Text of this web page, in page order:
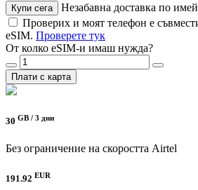
Купи сега
Незабавна доставка по
Проверих и моят телефон е
eSIM. Проверете тук
От колко eSIM-и имаш нужда?
Плати с карта
30 GB / 3 дни
Без ограничение на скоростта Airtel
191.92 EUR